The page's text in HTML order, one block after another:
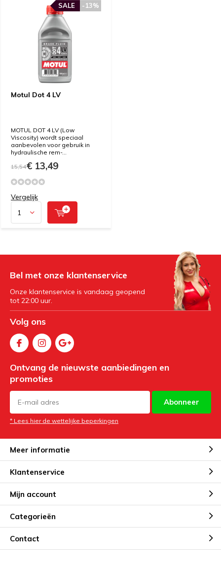
Motul Dot 4 LV
-13%
SALE
MOTUL DOT 4 LV (Low
Viscosity) wordt speciaal
aanbevolen voor gebruik in
hydraulische rem-...
15,54€ 13,49
Vergelijk
Bel met onze klantenservice
Onze klantenservice is vandaag geopend
tot 22:00 uur.
Volg ons
Ontvang de nieuwste aanbiedingen en
promoties
Abonneer
* Lees hier de wettelijke beperkingen
Meer informatie
Klantenservice
Mijn account
Categorieën
Contact